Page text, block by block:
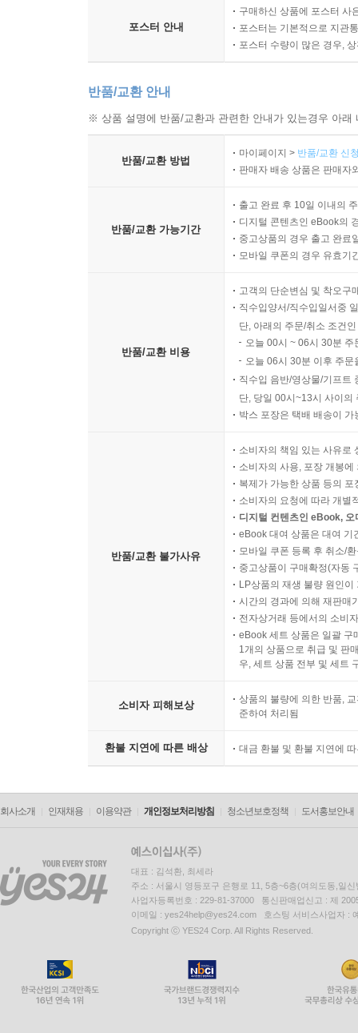
포스터 안내
구매하신 상품에 포스터 사
포스터는 기본적으로 지관
포스터 수량이 많은 경우,
반품/교환 안내
※ 상품 설명에 반품/교환과 관련한 안내가 있는경우 아
반품/교환 방법
마이페이지 > 반품/교환 신
판매자 배송 상품은 판매자
반품/교환 가능기간
출고 완료 후 10일 이내의
디지털 콘텐츠인 eBook의
중고상품의 경우 출고 완료
모바일 쿠폰의 경우 유효기
반품/교환 비용
고객의 단순변심 및 착오구
직수입양서/직수입일서중
단, 아래의 주문/취소 조건
오늘 00시 ~ 06시 30분
오늘 06시 30분 이후 주
직수입 음반/영상물/기프트
단, 당일 00시~13시 사이의
박스 포장은 택배 배송이
반품/교환 불가사유
소비자의 책임 있는 사유로
소비자의 사용, 포장 개봉
복제가 가능한 상품 등의
소비자의 요청에 따라 개별
디지털 컨텐츠인 eBook,
eBook 대여 상품은 대여 기
모바일 쿠폰 등록 후 취소/
중고상품이 구매확정(자동
LP상품의 재생 불량 원인
시간의 경과에 의해 재판매
전자상거래 등에서의 소비
eBook 세트 상품은 일괄 구
1개의 상품으로 취급 및 판
우, 세트 상품 전부 및 세트
소비자 피해보상
상품의 불량에 의한 반품,
준하여 처리됨
환불 지연에 따른 배상 대금 환불 및 환불 지연에
회사소개 인재채용 이용약관 개인정보처리방침 청소년보호정책 도서홍보안내
대표 : 김석환, 최세라
주소 : 서울시 영등포구 은행로 11, 5층~6층(여의도동,일신
사업자등록번호 : 229-81-37000 통신판매업신고 : 제
이메일 : yes24help@yes24.com 호스팅 서비스사업자 :
Copyright ⓒ YES24 Corp. All Rights Reserved.